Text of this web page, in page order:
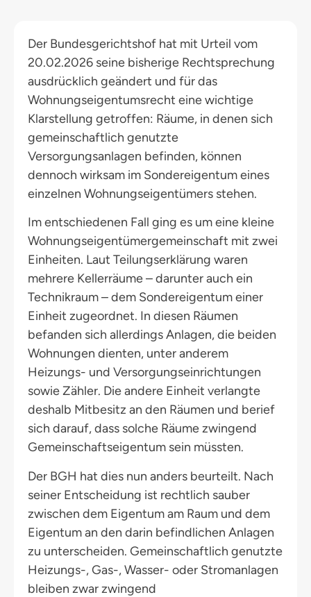
Der Bundesgerichtshof hat mit Urteil vom
20.02.2026 seine bisherige Rechtsprechung
ausdrücklich geändert und für das
Wohnungseigentumsrecht eine wichtige
Klarstellung getroffen: Räume, in denen sich
gemeinschaftlich genutzte
Versorgungsanlagen befinden, können
dennoch wirksam im Sondereigentum eines
einzelnen Wohnungseigentümers stehen.
Im entschiedenen Fall ging es um eine kleine
Wohnungseigentümergemeinschaft mit zwei
Einheiten. Laut Teilungserklärung waren
mehrere Kellerräume – darunter auch ein
Technikraum – dem Sondereigentum einer
Einheit zugeordnet. In diesen Räumen
befanden sich allerdings Anlagen, die beiden
Wohnungen dienten, unter anderem
Heizungs- und Versorgungseinrichtungen
sowie Zähler. Die andere Einheit verlangte
deshalb Mitbesitz an den Räumen und berief
sich darauf, dass solche Räume zwingend
Gemeinschaftseigentum sein müssten.
Der BGH hat dies nun anders beurteilt. Nach
seiner Entscheidung ist rechtlich sauber
zwischen dem Eigentum am Raum und dem
Eigentum an den darin befindlichen Anlagen
zu unterscheiden. Gemeinschaftlich genutzte
Heizungs-, Gas-, Wasser- oder Stromanlagen
bleiben zwar zwingend